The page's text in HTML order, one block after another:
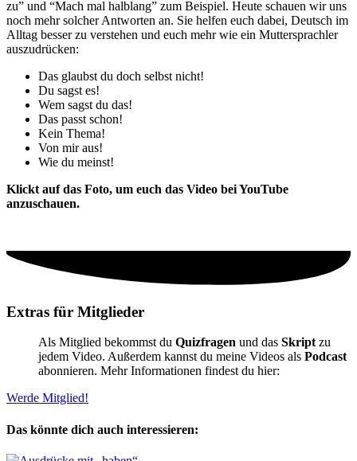
zu” und “Mach mal halblang” zum Beispiel. Heute schauen wir uns
noch mehr solcher Antworten an. Sie helfen euch dabei, Deutsch im
Alltag besser zu verstehen und euch mehr wie ein Muttersprachler
auszudrücken:
Das glaubst du doch selbst nicht!
Du sagst es!
Wem sagst du das!
Das passt schon!
Kein Thema!
Von mir aus!
Wie du meinst!
Klickt auf das Foto, um euch das Video bei YouTube
anzuschauen.
Extras für Mitglieder
Als Mitglied bekommst du Quizfragen und das Skript zu
jedem Video. Außerdem kannst du meine Videos als Podcast
abonnieren. Mehr Informationen findest du hier:
Werde Mitglied!
Das könnte dich auch interessieren: